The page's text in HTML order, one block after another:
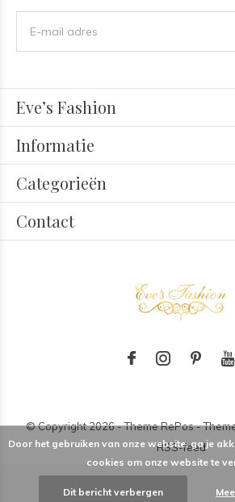
Eve’s Fashion
Informatie
Categorieën
Contact
© Copyright2026- Theme RePos -
RSS-feed
Door het gebruiken van onze website, ga je
cookies om onze website te
Dit bericht verbergen